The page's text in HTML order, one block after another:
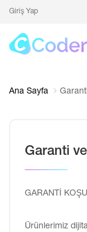
Giriş Yap
Ana Sayfa
Garanti
GARANTİ
Ürünlerimiz